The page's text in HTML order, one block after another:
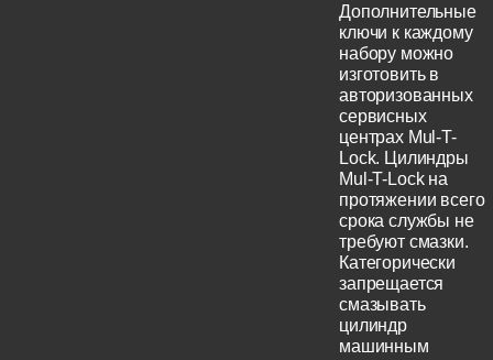
Дополнительные
ключи к каждому
набору можно
изготовить в
авторизованных
сервисных
центрах Mul-T-
Lock. Цилиндры
Mul-T-Lock на
протяжении всего
срока службы не
требуют смазки.
Категорически
запрещается
смазывать
цилиндр
машинным